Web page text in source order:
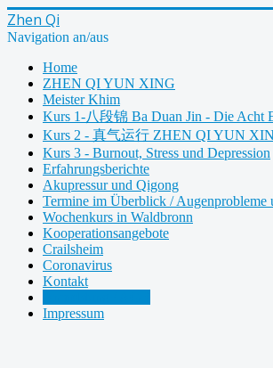
Zhen Qi
Navigation an/aus
Home
ZHEN QI YUN XING
Meister Khim
Kurs 1-八段锦 Ba Duan Jin - Die Acht
Kurs 2 - 真气运行 ZHEN QI YUN
Kurs 3 - Burnout, Stress und Depression
Erfahrungsberichte
Akupressur und Qigong
Termine im Überblick / Augenprobleme
Wochenkurs in Waldbronn
Kooperationsangebote
Crailsheim
Coronavirus
Kontakt
Impressum